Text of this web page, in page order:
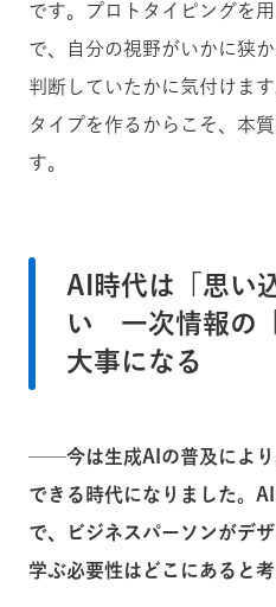
です。プロトタイピングを
で、自分の視野がいかに狭
判断していたかに気付けま
タイプを作るからこそ、本
す。
AI時代は「思い
い 一次情報の
大事になる
──今は生成AIの普及により
できる時代になりました。
で、ビジネスパーソンがデ
学ぶ必要性はどこにあると